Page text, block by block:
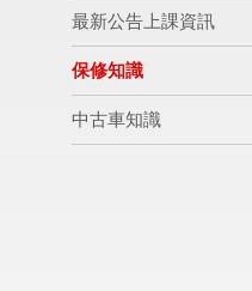
最新公告上課資訊
保修知識
中古車知識